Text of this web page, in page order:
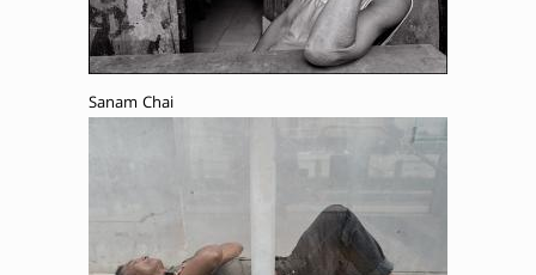
Sanam Chai